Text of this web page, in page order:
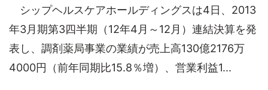
シップヘルスケアホールディングスは4日、2013
年3月期第3四半期（12年4月～12月）連結決算を発
表し、調剤薬局事業の業績が売上高130億2176万
4000円（前年同期比15.8％増）、営業利益1...